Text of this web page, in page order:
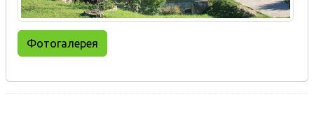
Фотогалерея